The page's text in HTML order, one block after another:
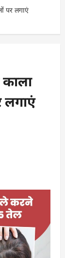
पर लगाएं
काला
लगाएं